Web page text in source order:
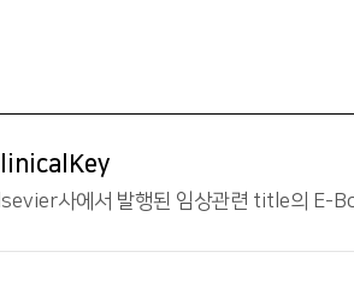
사에서 발행된 임상관련 title의 E-